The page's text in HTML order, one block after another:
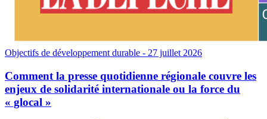
Objectifs de développement durable - 27 juillet 2026
Comment la presse quotidienne régionale couvre les
enjeux de solidarité internationale ou la force du
« glocal »